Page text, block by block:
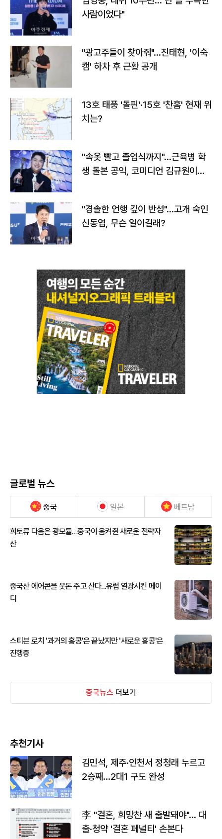
사람이었다"
"광고주들이 찾아줘"…진태현, '이숙
캠' 하차 후 근황 공개
13호 태풍 '돌핀'·15호 '찬홈' 현재 위
치는?
"속옷 빨고 졸업식까지"…근육병 학
생 돌본 공익, 코미디언 김규원이었
"경솔한 언행 깊이 반성"…고개 숙인
신동엽, 무슨 일이길래?
글로벌 뉴스
중국 일본 베트남
희토류 다음은 광모듈…중국이 움켜쥔 새로운 전략자
산
중국산 에어콘을 웃돈 주고 산다...유럽 열광시킨 메이
디
스티븐 로치 '과거의 홍콩'은 끝났지만 '새로운 홍콩'은
진행중
중국뉴스 더보기
추천기사
김민석, 제주·인천서 정청래 누르고
2승째…2대1 구도 완성
李 "결혼, 희망찬 새 출발돼야"… 대
출·청약 '결혼 페널티' 손본다